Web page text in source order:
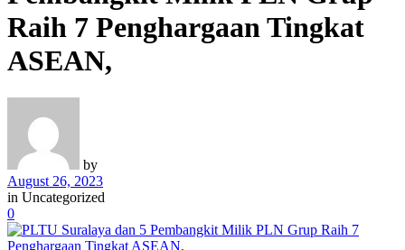
Raih 7 Penghargaan Tingkat
ASEAN,
by
August 26, 2023
in Uncategorized
0